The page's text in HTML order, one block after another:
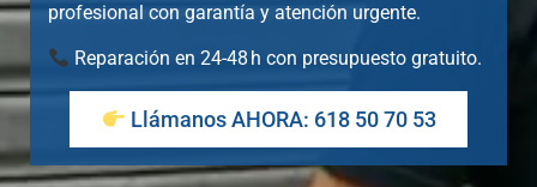
profesional con garantía y atención urgente.
Reparación en 24-48 h con presupuesto gratuito.
Llámanos AHORA: 618 50 70 53